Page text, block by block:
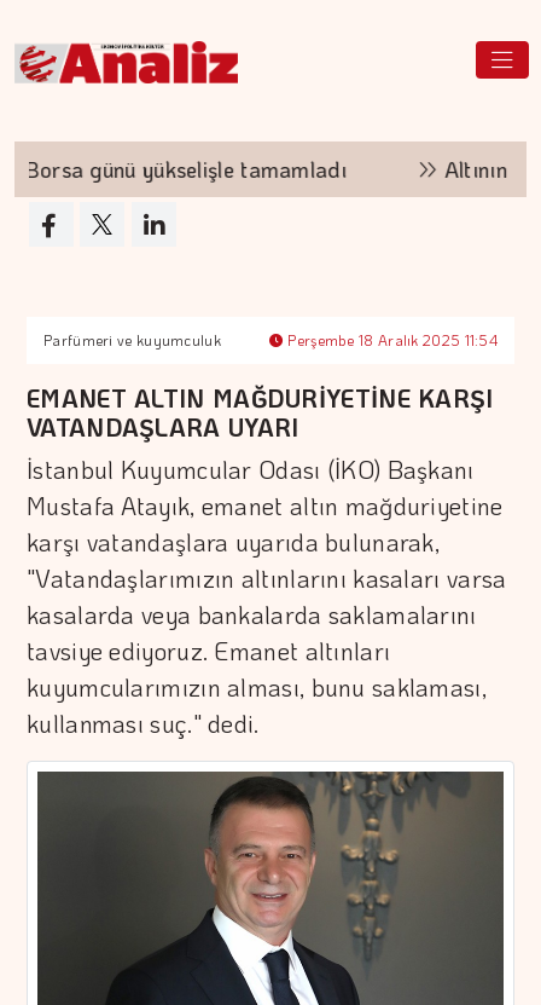
günü yükselişle tamamladı Altının
Parfümeri ve kuyumculuk Perşembe 18 Aralık 2025 11:54
EMANET ALTIN MAĞDURİYETİNE KARŞI
VATANDAŞLARA UYARI
İstanbul Kuyumcular Odası (İKO) Başkanı
Mustafa Atayık, emanet altın mağduriyetine
karşı vatandaşlara uyarıda bulunarak,
"Vatandaşlarımızın altınlarını kasaları varsa
kasalarda veya bankalarda saklamalarını
tavsiye ediyoruz. Emanet altınları
kuyumcularımızın alması, bunu saklaması,
kullanması suç." dedi.